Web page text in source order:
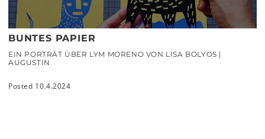
BUNTES PAPIER
EIN PORTRÄT ÜBER LYM MORENO VON LISA BOLYOS |
AUGUSTIN
Posted 10.4.2024